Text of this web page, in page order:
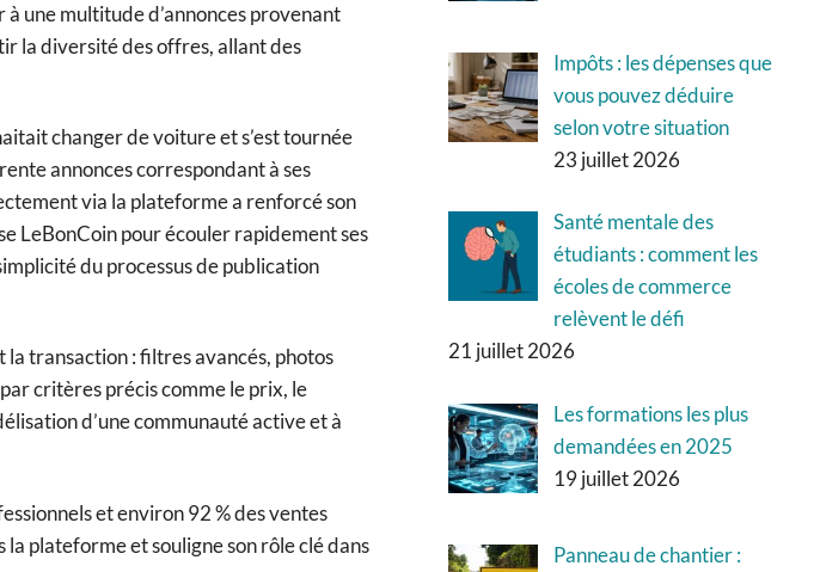
une multitude d’annonces provenant
la diversité des offres, allant des
changer de voiture et s’est tournée
annonces correspondant à ses
via la plateforme a renforcé son
LeBonCoin pour écouler rapidement ses
du processus de publication
transaction : filtres avancés, photos
critères précis comme le prix, le
d’une communauté active et à
et environ 92 % des ventes
plateforme et souligne son rôle clé dans
Impôts : les dépenses que
vous pouvez déduire
selon votre situation
23 juillet 2026
Santé mentale des
étudiants : comment les
écoles de commerce
relèvent le défi
21 juillet 2026
Les formations les plus
demandées en 2025
19 juillet 2026
Panneau de chantier :